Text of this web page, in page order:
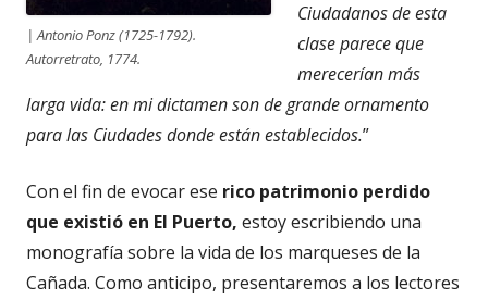
| Antonio Ponz (1725-1792).
Autorretrato, 1774.
Ciudadanos de esta
clase parece que
merecerían más
larga vida: en mi dictamen son de grande ornamento
para las Ciudades donde están establecidos.”
Con el fin de evocar ese rico patrimonio perdido
que existió en El Puerto, estoy escribiendo una
monografía sobre la vida de los marqueses de la
Cañada. Como anticipo, presentaremos a los lectores